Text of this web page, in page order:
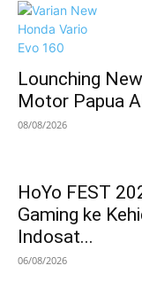
Lounching
Motor Papua
08/08/2026
HoYo FEST
Gaming ke
Indosat...
06/08/2026